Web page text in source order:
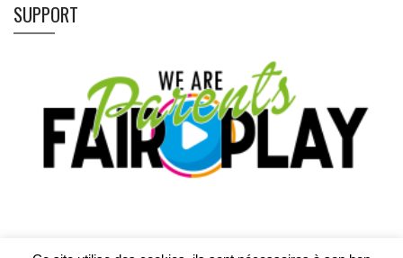
SUPPORT